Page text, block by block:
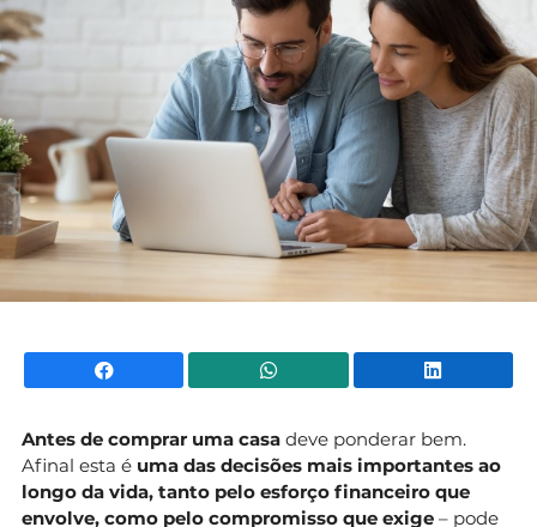
Facebook WhatsApp
Antes de comprar uma casa deve ponderar bem.
Afinal esta é uma das decisões mais importantes ao
longo da vida, tanto pelo esforço financeiro que
envolve, como pelo compromisso que exige – pode